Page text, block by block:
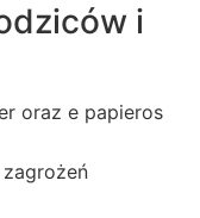
i
oraz e papieros